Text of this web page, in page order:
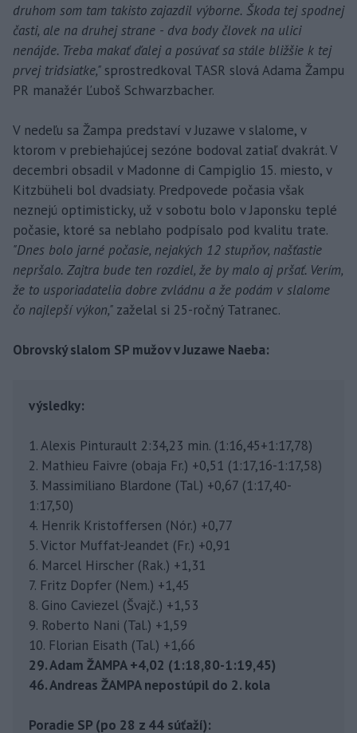
druhom som tam takisto zajazdil výborne. Škoda tej spodnej
časti, ale na druhej strane - dva body človek na ulici
nenájde. Treba makať ďalej a posúvať sa stále bližšie k tej
prvej tridsiatke," sprostredkoval TASR slová Adama Žampu
PR manažér Ľuboš Schwarzbacher.
V nedeľu sa Žampa predstaví v Juzawe v slalome, v
ktorom v prebiehajúcej sezóne bodoval zatiaľ dvakrát. V
decembri obsadil v Madonne di Campiglio 15. miesto, v
Kitzbüheli bol dvadsiaty. Predpovede počasia však
neznejú optimisticky, už v sobotu bolo v Japonsku teplé
počasie, ktoré sa neblaho podpísalo pod kvalitu trate.
"Dnes bolo jarné počasie, nejakých 12 stupňov, našťastie
nepršalo. Zajtra bude ten rozdiel, že by malo aj pršať. Verím,
že to usporiadatelia dobre zvládnu a že podám v slalome
čo najlepší výkon," zaželal si 25-ročný Tatranec.
Obrovský slalom SP mužov v Juzawe Naeba:
výsledky:
1. Alexis Pinturault 2:34,23 min. (1:16,45+1:17,78)
2. Mathieu Faivre (obaja Fr.) +0,51 (1:17,16-1:17,58)
3. Massimiliano Blardone (Tal.) +0,67 (1:17,40-
1:17,50)
4. Henrik Kristoffersen (Nór.) +0,77
5. Victor Muffat-Jeandet (Fr.) +0,91
6. Marcel Hirscher (Rak.) +1,31
7. Fritz Dopfer (Nem.) +1,45
8. Gino Caviezel (Švajč.) +1,53
9. Roberto Nani (Tal.) +1,59
10. Florian Eisath (Tal.) +1,66
29. Adam ŽAMPA +4,02 (1:18,80-1:19,45)
46. Andreas ŽAMPA nepostúpil do 2. kola
Poradie SP (po 28 z 44 súťaží):